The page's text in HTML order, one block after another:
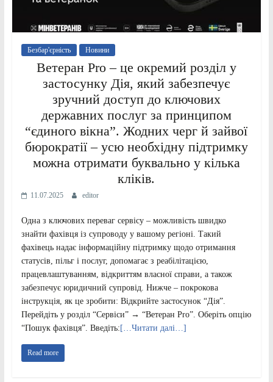
Безбар'єрність Новини
Ветеран Pro – це окремий розділ у
застосунку Дія, який забезпечує
зручний доступ до ключових
державних послуг за принципом
“єдиного вікна”. Жодних черг й зайвої
бюрократії – усю необхідну підтримку
можна отримати буквально у кілька
кліків.
11.07.2025 editor
Одна з ключових переваг сервісу – можливість швидко
знайти фахівця із супроводу у вашому регіоні. Такий
фахівець надає інформаційну підтримку щодо отримання
статусів, пільг і послуг, допомагає з реабілітацією,
працевлаштуванням, відкриттям власної справи, а також
забезпечує юридичний супровід. Нижче – покрокова
інструкція, як це зробити: Відкрийте застосунок “Дія”.
Перейдіть у розділ “Сервіси” → “Ветеран Pro”. Оберіть опцію
“Пошук фахівця”. Введіть:[…Читати далі…]
Read more